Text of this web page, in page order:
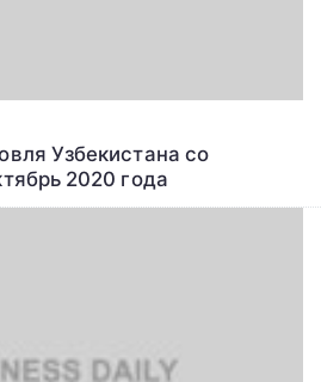
Узбекистана со
2020 года